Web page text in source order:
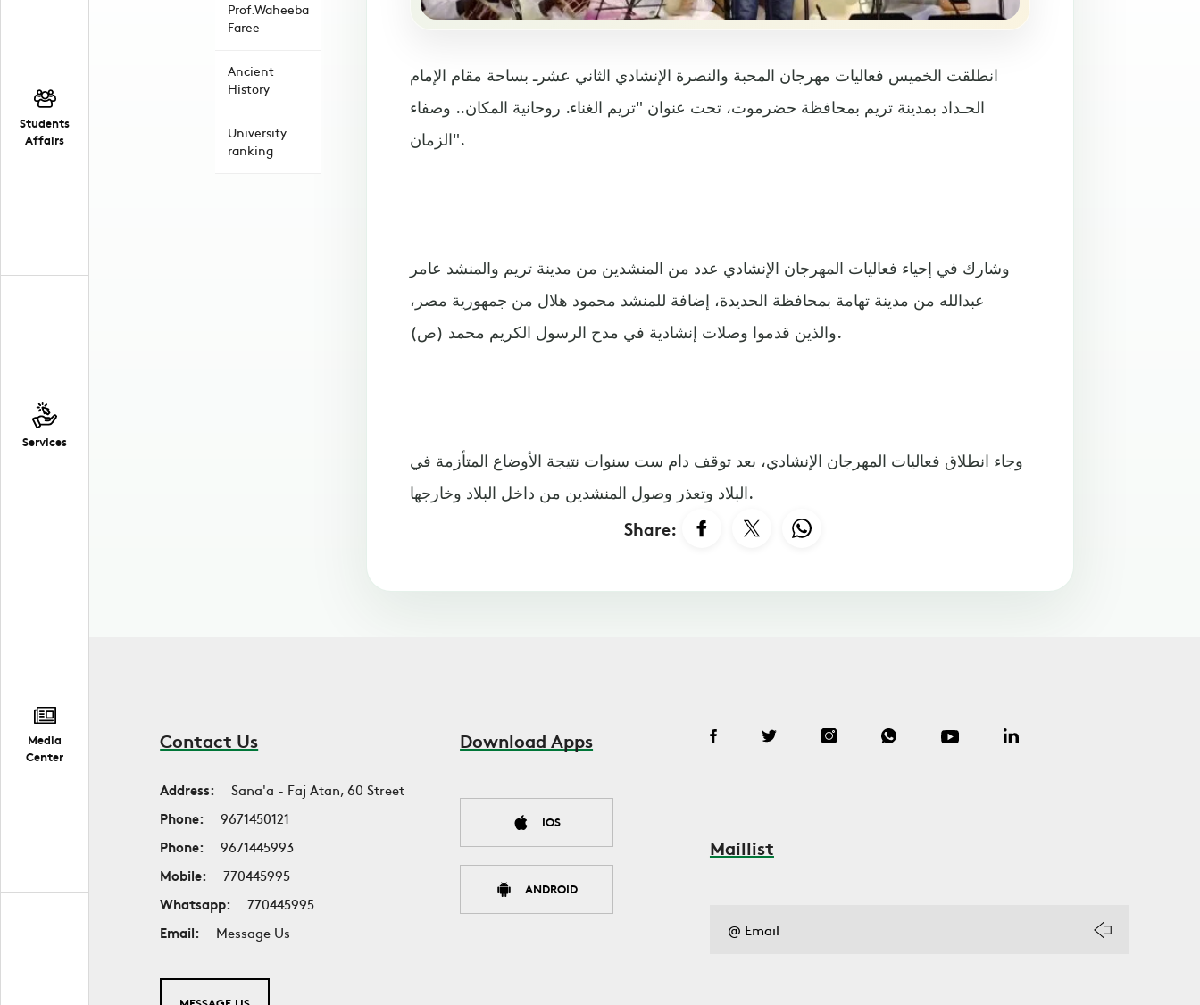
Students
Affairs
Services
Media
Center
Prof.Waheeba
Faree
Ancient
History
University
ranking
انطلقت الخميس فعاليات مهرجان المحبة والنصرة الإنشادي الثاني عشرـ بساحة مقام الإمام
الحـداد بمدينة تريم بمحافظة حضرموت، تحت عنوان "تريم الغناء. روحانية المكان.. وصفاء
الزمان".
وشارك في إحياء فعاليات المهرجان الإنشادي عدد من المنشدين من مدينة تريم والمنشد عامر
عبدالله من مدينة تهامة بمحافظة الحديدة، إضافة للمنشد محمود هلال من جمهورية مصر،
والذين قدموا وصلات إنشادية في مدح الرسول الكريم محمد (ص).
وجاء انطلاق فعاليات المهرجان الإنشادي، بعد توقف دام ست سنوات نتيجة الأوضاع المتأزمة في
البلاد وتعذر وصول المنشدين من داخل البلاد وخارجها.
Share:
Contact Us
Address:
Sana'a - Faj Atan, 60 Street
Phone:
9671450121
Phone:
9671445993
Mobile:
770445995
Whatsapp:
770445995
Email:
Message Us
Download Apps
IOS
ANDROID
Maillist